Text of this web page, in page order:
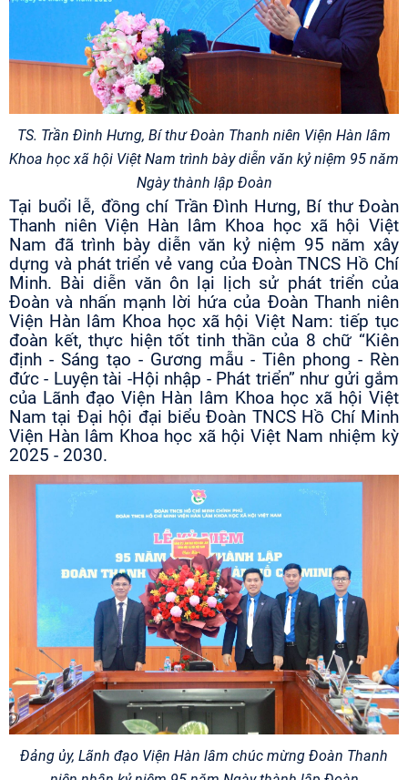
TS. Trần Đình Hưng, Bí thư Đoàn Thanh niên Viện Hàn lâm
Khoa học xã hội Việt Nam trình bày diễn văn kỷ niệm 95 năm
Ngày thành lập Đoàn
Tại buổi lễ, đồng chí Trần Đình Hưng, Bí thư Đoàn
Thanh niên Viện Hàn lâm Khoa học xã hội Việt
Nam đã trình bày diễn văn kỷ niệm 95 năm xây
dựng và phát triển vẻ vang của Đoàn TNCS Hồ Chí
Minh. Bài diễn văn ôn lại lịch sử phát triển của
Đoàn và nhấn mạnh lời hứa của Đoàn Thanh niên
Viện Hàn lâm Khoa học xã hội Việt Nam: tiếp tục
đoàn kết, thực hiện tốt tinh thần của 8 chữ “Kiên
định - Sáng tạo - Gương mẫu - Tiên phong - Rèn
đức - Luyện tài -Hội nhập - Phát triển” như gửi gắm
của Lãnh đạo Viện Hàn lâm Khoa học xã hội Việt
Nam tại Đại hội đại biểu Đoàn TNCS Hồ Chí Minh
Viện Hàn lâm Khoa học xã hội Việt Nam nhiệm kỳ
2025 - 2030.
Đảng ủy, Lãnh đạo Viện Hàn lâm chúc mừng Đoàn Thanh